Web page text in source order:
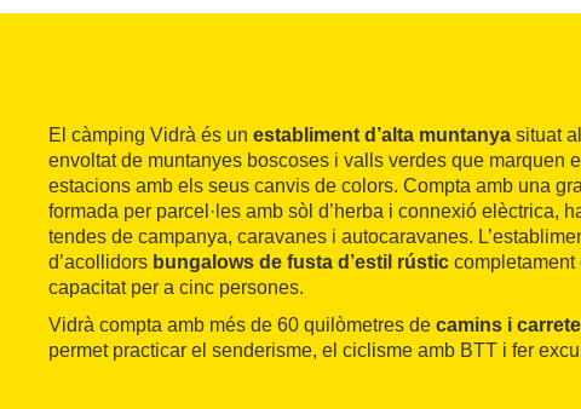
El càmping Vidrà és un establiment d’alta muntanya situat
envoltat de muntanyes boscoses i valls verdes que marquen
estacions amb els seus canvis de colors. Compta amb una
formada per parcel·les amb sòl d’herba i connexió elèctrica,
tendes de campanya, caravanes i autocaravanes.
d’acollidors bungalows de fusta d’estil rústic completament
capacitat per a cinc persones.
Vidrà compta amb més de 60 quilòmetres de camins i
permet practicar el senderisme, el ciclisme amb BTT i fer